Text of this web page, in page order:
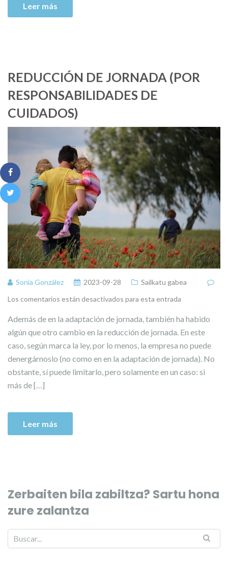
Leer más
REDUCCIÓN DE JORNADA (POR
RESPONSABILIDADES DE
CUIDADOS)
Sonia González 2023-09-28
Sailkatu gabea
Los comentarios están desactivados para esta entrada
Además de en la adaptación de jornada, también ha habido
algún que otro cambio en la reducción de jornada. En este
caso, según marca la ley, por lo menos, la empresa no puede
denergárnoslo (no como en en la adaptación de jornada). No
obstante, sí puede limitarlo, pero solamente en un caso: si
más de […]
Leer más
Zerbaiten bila zabiltza? Sartu hona
zure zalantza